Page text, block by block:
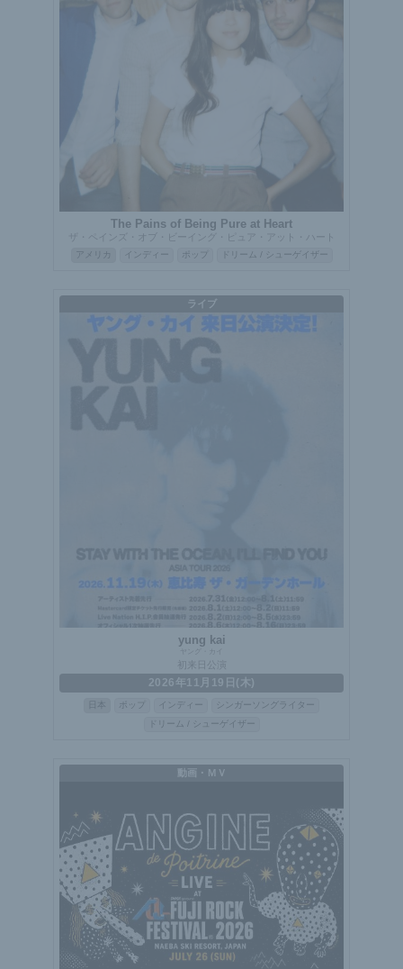
The Pains of Being Pure at Heart
ザ・ペインズ・オブ・ビーイング・ピュア・アット・ハート
アメリカ インディー ポップ ドリーム / シューゲイザー
ライブ
yung kai
初来日公演
2026年11月19日(木)
ポップ インディー
シンガーソングライター
ドリーム / シューゲイザー
動画・ＭＶ